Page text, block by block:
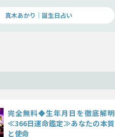
真木あかり｜誕生日占い
完全無料◆生年月日を徹底解明
≪366日運命鑑定≫あなたの本質
と使命